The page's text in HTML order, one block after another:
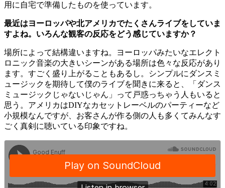
用に自宅で準備したものを使っています。
最近はヨーロッパや北アメリカでたくさんライブをしていま
すよね。いろんな観客の反応をどう感じていますか？
場所によって結構違いますね。ヨーロッパみたいなエレクト
ロニック音楽の大きいシーンがある場所は色々な反応があり
ます。すごく盛り上がることもあるし。シンプルにダンスミ
ュージックを期待して僕のライブを聞きに来ると、「ダンス
ミュージックじゃないじゃん」って戸惑っちゃう人もいると
思う。アメリカはDIYなカセットレーベルのパーティーなど
小規模なんですが、お客さんが作る側の人も多くてみんなす
ごく真剣に聴いている印象ですね。